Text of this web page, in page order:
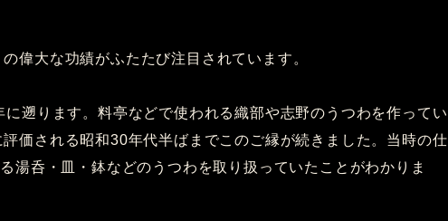
偉大な功績がふたたび注目されています。
遡ります。料亭などで使われる織部や志野のうつわを作ってい
価される昭和30年代半ばまでこのご縁が続きました。当時の仕
湯呑・皿・鉢などのうつわを取り扱っていたことがわかりま